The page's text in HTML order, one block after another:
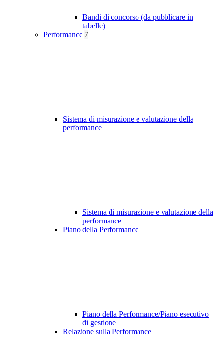
Bandi di concorso (da pubblicare in
tabelle)
Performance 7
Sistema di misurazione e valutazione della
performance
Sistema di misurazione e valutazione della
performance
Piano della Performance
Piano della Performance/Piano esecutivo
di gestione
Relazione sulla Performance